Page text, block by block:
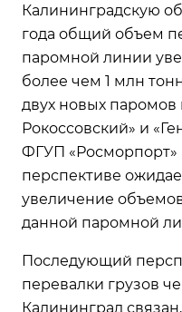
Калининградскую
года общий объем
паромной линии
более чем 1 млн
двух новых
Рокоссовский» и
ФГУП «Росморпорт»
перспективе
увеличение
данной паромной
Последующий
перевалки грузов
Калининград